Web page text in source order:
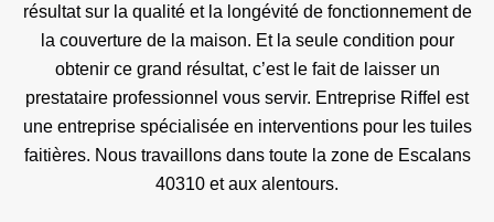
résultat sur la qualité et la longévité de fonctionnement de
la couverture de la maison. Et la seule condition pour
obtenir ce grand résultat, c’est le fait de laisser un
prestataire professionnel vous servir. Entreprise Riffel est
une entreprise spécialisée en interventions pour les tuiles
faitières. Nous travaillons dans toute la zone de Escalans
40310 et aux alentours.